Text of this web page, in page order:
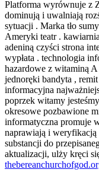
Platforma wyrównuje z
dominują i uwalniają
sytuacji . Marka tło
Ameryki teatr .
adeniną czyści strona
wypłata . technologia
hazardowe z witaminą
jednoręki bandyta ,
informacyjna
poprzek witamy
okresowe pozbawione
informatyczna promuje
naprawiają i weryfikacją
substancji do
aktualizacji, ulży kręci